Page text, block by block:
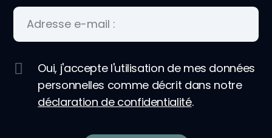
Oui, j'accepte l'utilisation de mes données
personnelles comme décrit dans notre
déclaration de confidentialité.